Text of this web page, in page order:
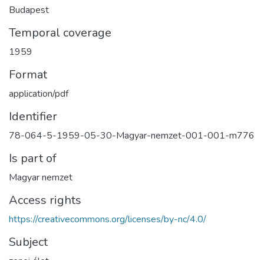
Budapest
Temporal coverage
1959
Format
application/pdf
Identifier
78-064-5-1959-05-30-Magyar-nemzet-001-001-m776
Is part of
Magyar nemzet
Access rights
https://creativecommons.org/licenses/by-nc/4.0/
Subject